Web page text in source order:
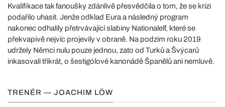
Kvalifikace tak fanoušky zdánlivě přesvědčila o tom, že se krizi
podařilo uhasit. Jenže odklad Eura a následný program
nakonec odhalily přetrvávající slabiny Nationalelf, které se
překvapivě nejvíc projevily v obraně. Na podzim roku 2019
udržely Němci nulu pouze jednou, zato od Turků a Švýcarů
inkasovali třikrát, o šestigólové kanonádě Španělů ani nemluvě.
TRENÉR — JOACHIM LÖW